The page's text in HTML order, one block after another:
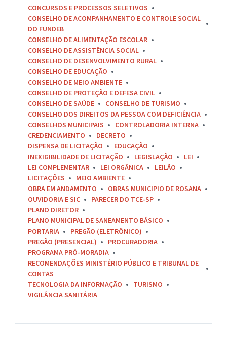
CONCURSOS E PROCESSOS SELETIVOS
CONSELHO DE ACOMPANHAMENTO E CONTROLE SOCIAL
DO FUNDEB
CONSELHO DE ALIMENTAÇÃO ESCOLAR
CONSELHO DE ASSISTÊNCIA SOCIAL
CONSELHO DE DESENVOLVIMENTO RURAL
CONSELHO DE EDUCAÇÃO
CONSELHO DE MEIO AMBIENTE
CONSELHO DE PROTEÇÃO E DEFESA CIVIL
CONSELHO DE SAÚDE
CONSELHO DE TURISMO
CONSELHO DOS DIREITOS DA PESSOA COM DEFICIÊNCIA
CONSELHOS MUNICIPAIS
CONTROLADORIA INTERNA
CREDENCIAMENTO
DECRETO
DISPENSA DE LICITAÇÃO
EDUCAÇÃO
INEXIGIBILIDADE DE LICITAÇÃO
LEGISLAÇÃO
LEI
LEI COMPLEMENTAR
LEI ORGÂNICA
LEILÃO
LICITAÇÕES
MEIO AMBIENTE
OBRA EM ANDAMENTO
OBRAS MUNICIPIO DE ROSANA
OUVIDORIA E SIC
PARECER DO TCE-SP
PLANO DIRETOR
PLANO MUNICIPAL DE SANEAMENTO BÁSICO
PORTARIA
PREGÃO (ELETRÔNICO)
PREGÃO (PRESENCIAL)
PROCURADORIA
PROGRAMA PRÓ-MORADIA
RECOMENDAÇÕES MINISTÉRIO PÚBLICO E TRIBUNAL DE
CONTAS
TECNOLOGIA DA INFORMAÇÃO
TURISMO
VIGILÂNCIA SANITÁRIA